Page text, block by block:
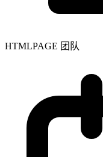
HTMLPAGE 团队